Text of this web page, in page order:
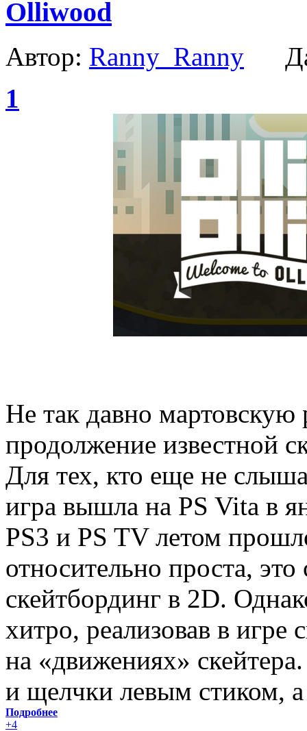
Olliwood
Автор: Ranny_Ranny
1
Не так давно мартовскую
продолжение известной
Для тех, кто еще не
игра вышла на PS Vita в
PS3 и PS TV летом
относительно проста,
скейтбординг в 2D.
хитро, реализовав в
на «движениях»
и щелчки левым стиком,
Подробнее
+4